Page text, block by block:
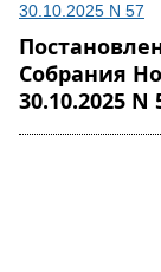
30.10.2025 N 57
Собрания
30.10.2025